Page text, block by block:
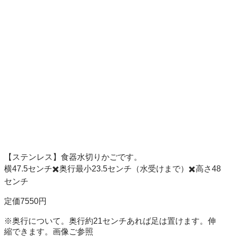
【ステンレス】食器水切りかごです。
横47.5センチ✖️奥行最小23.5センチ（水受けまで）✖️高さ48
センチ
定価7550円
※奥行について。奥行約21センチあれば足は置けます。伸
縮できます。画像ご参照